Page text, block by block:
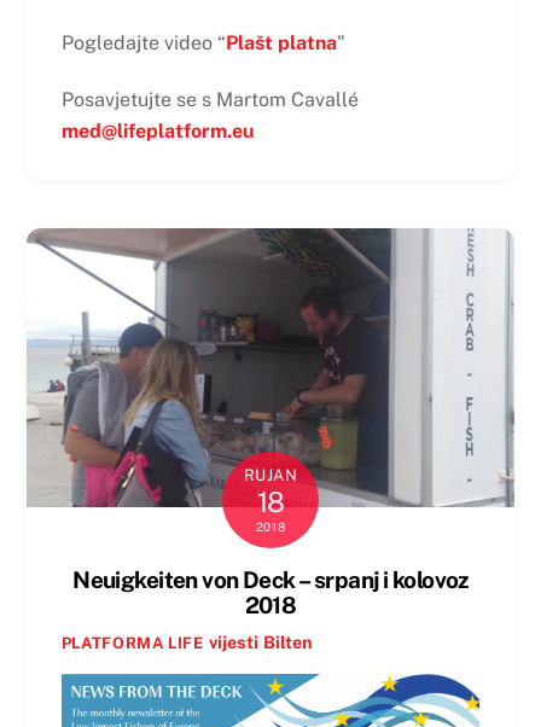
Pogledajte video “Plašt platna"
Posavjetujte se s Martom Cavallé
med@lifeplatform.eu
RUJAN
18
2018
Neuigkeiten von Deck – srpanj i kolovoz
2018
PLATFORMA LIFE vijesti Bilten